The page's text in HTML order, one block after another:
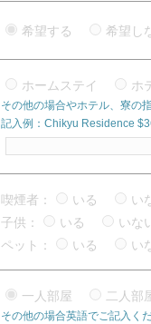
希望する 希望
ホームステイ ホ
その他の場合やホテル、寮の
記入例：Chikyu Residence
喫煙者： いる
い
子供：
いる
い
ペット：
いる い
一人部屋 二人
その他の場合英語でご記入く